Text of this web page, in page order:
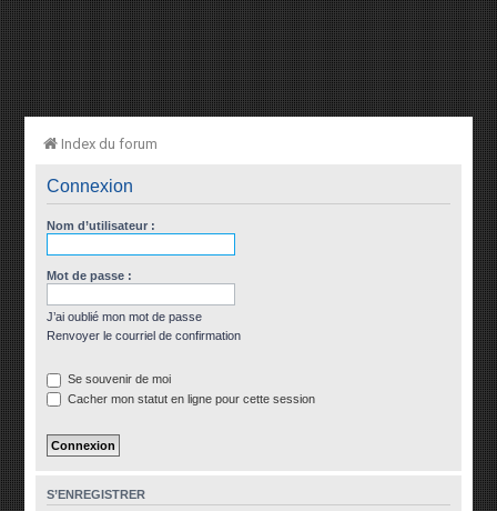
Index du forum
Connexion
Nom d’utilisateur :
Mot de passe :
J’ai oublié mon mot de passe
Renvoyer le courriel de confirmation
Se souvenir de moi
Cacher mon statut en ligne pour cette session
S’ENREGISTRER